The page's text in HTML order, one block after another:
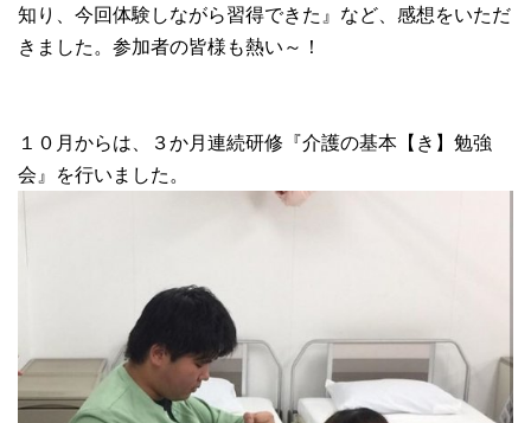
知り、今回体験しながら習得できた』など、感想をいただ
きました。参加者の皆様も熱い～！
１０月からは、３か月連続研修『介護の基本【き】勉強
会』を行いました。